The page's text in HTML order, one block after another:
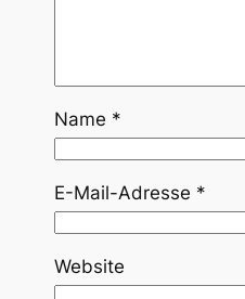
Name *
E-Mail-Adresse *
Website